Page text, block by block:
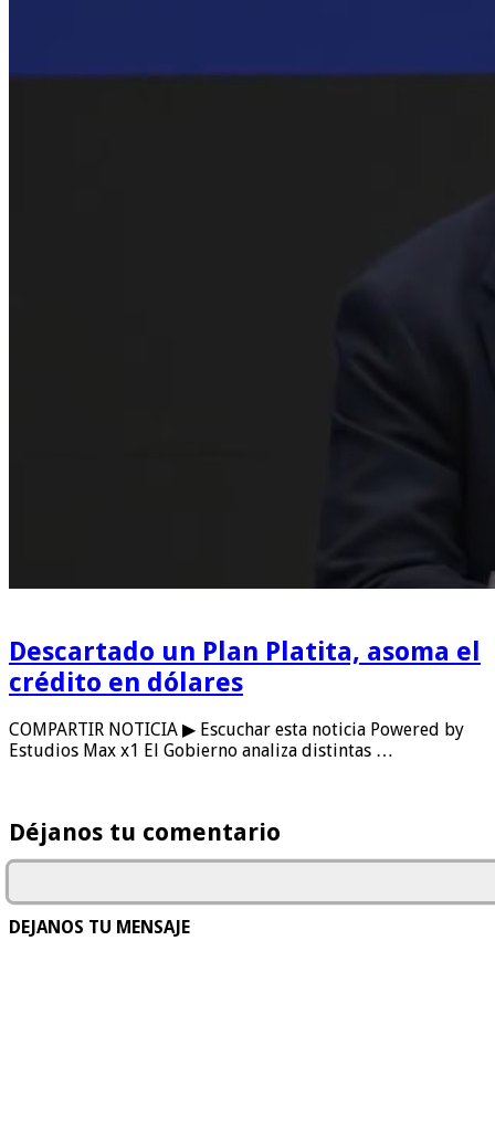
Descartado un Plan Platita, asoma el
crédito en dólares
COMPARTIR NOTICIA ▶ Escuchar esta noticia Powered by
Estudios Max x1 El Gobierno analiza distintas …
Déjanos tu comentario
DEJANOS TU MENSAJE